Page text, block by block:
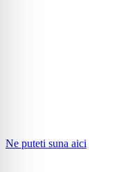
Ne puteti suna aici